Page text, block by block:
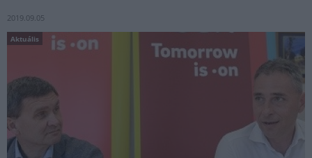
2019.09.05
Aktuális